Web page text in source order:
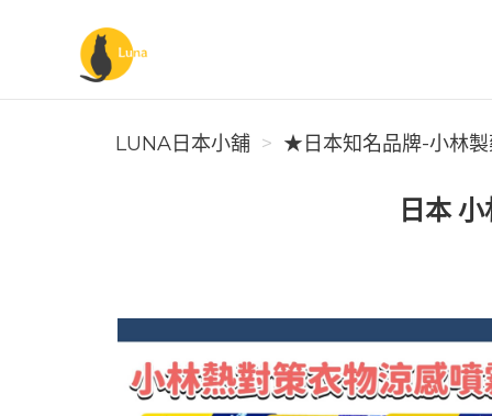
Luna日本小舖
LUNA日本小舖
★日本知名品牌-小林
日本